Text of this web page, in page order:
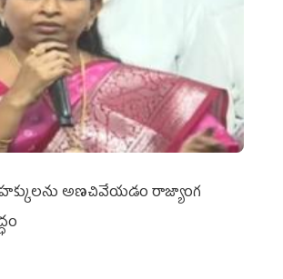
అణచివేయడం రాజ్యాంగ